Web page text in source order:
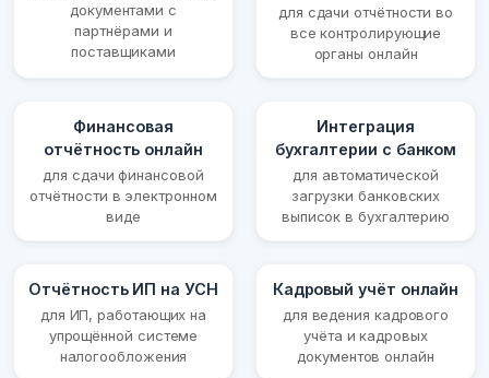
документами с
партнёрами и
поставщиками
для сдачи отчётности во
все контролирующие
органы онлайн
Финансовая
отчётность онлайн
для сдачи финансовой
отчётности в электронном
виде
Интеграция
бухгалтерии с банком
для автоматической
загрузки банковских
выписок в бухгалтерию
Отчётность ИП на УСН
для ИП, работающих на
упрощённой системе
налогообложения
Кадровый учёт онлайн
для ведения кадрового
учёта и кадровых
документов онлайн